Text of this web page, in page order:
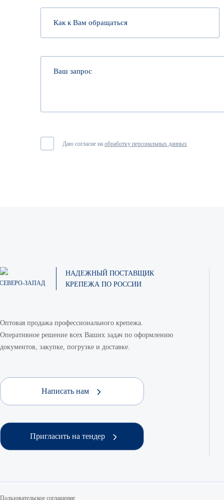
Даю согласие на обработку персональных данных
СЕВЕРО-ЗАПАД
НАДЕЖНЫЙ ПОСТАВЩИК
КРЕПЕЖА ПО РОССИИ
Оптовая продажа профессионального крепежа.
Оперативное решение всех Ваших задач по оформлению
документов, закупке, погрузке и доставке.
Написать нам
Пригласить на тендер
Пользовательское соглашение